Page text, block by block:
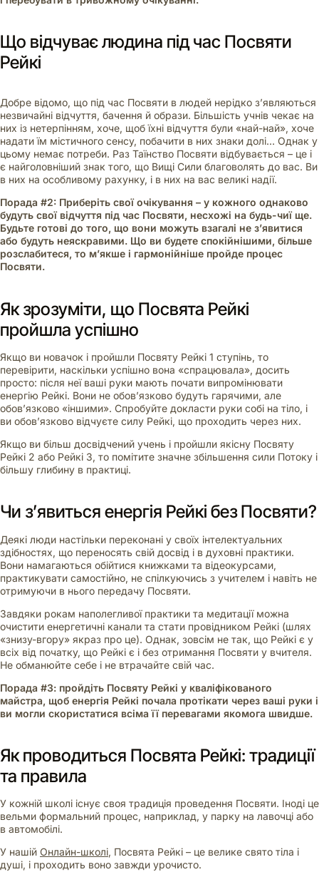
Що відчуває людина під час Посвяти
Рейкі
Добре відомо, що під час Посвяти в людей нерідко з’являються
незвичайні відчуття, бачення й образи. Більшість учнів чекає на
них із нетерпінням, хоче, щоб їхні відчуття були «най-най», хоче
надати їм містичного сенсу, побачити в них знаки долі… Однак у
цьому немає потреби. Раз Таїнство Посвяти відбувається – це і
є найголовніший знак того, що Вищі Сили благоволять до вас. Ви
в них на особливому рахунку, і в них на вас великі надії.
Порада #2: Приберіть свої очікування – у кожного однаково
будуть свої відчуття під час Посвяти, несхожі на будь-чиї ще.
Будьте готові до того, що вони можуть взагалі не з’явитися
або будуть неяскравими. Що ви будете спокійнішими, більше
розслабитеся, то м’якше і гармонійніше пройде процес
Посвяти.
Як зрозуміти, що Посвята Рейкі
пройшла успішно
Якщо ви новачок і пройшли Посвяту Рейкі 1 ступінь, то
перевірити, наскільки успішно вона «спрацювала», досить
просто: після неї ваші руки мають почати випромінювати
енергію Рейкі. Вони не обов’язково будуть гарячими, але
обов’язково «іншими». Спробуйте докласти руки собі на тіло, і
ви обов’язково відчуєте силу Рейкі, що проходить через них.
Якщо ви більш досвідчений учень і пройшли якісну Посвяту
Рейкі 2 або Рейкі 3, то помітите значне збільшення сили Потоку і
більшу глибину в практиці.
Чи з’явиться енергія Рейкі без Посвяти?
Деякі люди настільки переконані у своїх інтелектуальних
здібностях, що переносять свій досвід і в духовні практики.
Вони намагаються обійтися книжками та відеокурсами,
практикувати самостійно, не спілкуючись з учителем і навіть не
отримуючи в нього передачу Посвяти.
Завдяки рокам наполегливої практики та медитації можна
очистити енергетичні канали та стати провідником Рейкі (шлях
«знизу-вгору» якраз про це). Однак, зовсім не так, що Рейкі є у
всіх від початку, що Рейкі є і без отримання Посвяти у вчителя.
Не обманюйте себе і не втрачайте свій час.
Порада #3: пройдіть Посвяту Рейкі у кваліфікованого
майстра, щоб енергія Рейкі почала протікати через ваші руки і
ви могли скористатися всіма її перевагами якомога швидше.
Як проводиться Посвята Рейкі: традиції
та правила
У кожній школі існує своя традиція проведення Посвяти. Іноді це
вельми формальний процес, наприклад, у парку на лавочці або
в автомобілі.
У нашій Онлайн-школі, Посвята Рейкі – це велике свято тіла і
душі, і проходить воно завжди урочисто.